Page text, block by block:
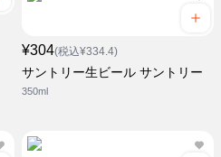
¥304(税込¥334.4)
サントリー生ビール サントリー
350ml